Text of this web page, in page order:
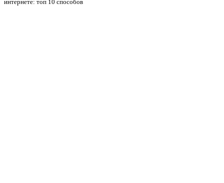
интернете: топ 10 способов